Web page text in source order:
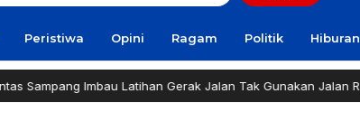
Peristiwa Opini Ragam Politik Hiburan
Imbau Latihan Gerak Jalan Tak Gunakan Jalan Raya